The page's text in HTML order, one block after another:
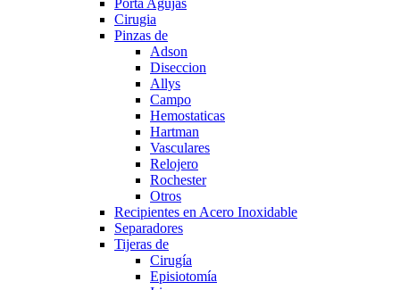
Porta Agujas
Cirugia
Pinzas de
Adson
Diseccion
Allys
Campo
Hemostaticas
Hartman
Vasculares
Relojero
Rochester
Otros
Recipientes en Acero Inoxidable
Separadores
Tijeras de
Cirugía
Episiotomía